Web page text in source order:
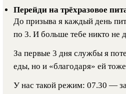
Перейди на трёхразовое
До призыва я каждый день
по 3. И больше тебе никто не
За первые 3 дня службы я
еды, но и «благодаря» ей
У нас такой режим: 07.30 —